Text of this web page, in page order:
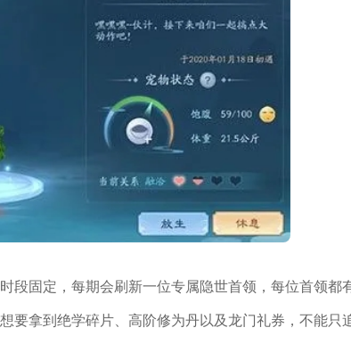
段固定，每期会刷新一位专属隐世首领，每位首领都
要拿到绝学碎片、高阶修为丹以及龙门礼券，不能只